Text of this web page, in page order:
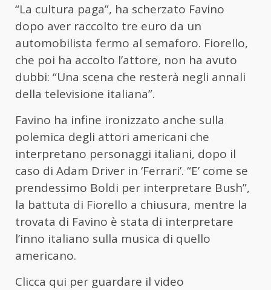
“La cultura paga”, ha scherzato Favino
dopo aver raccolto tre euro da un
automobilista fermo al semaforo. Fiorello,
che poi ha accolto l’attore, non ha avuto
dubbi: “Una scena che resterà negli annali
della televisione italiana”.
Favino ha infine ironizzato anche sulla
polemica degli attori americani che
interpretano personaggi italiani, dopo il
caso di Adam Driver in ‘Ferrari’. “E’ come se
prendessimo Boldi per interpretare Bush”,
la battuta di Fiorello a chiusura, mentre la
trovata di Favino è stata di interpretare
l’inno italiano sulla musica di quello
americano.
Clicca qui per guardare il video